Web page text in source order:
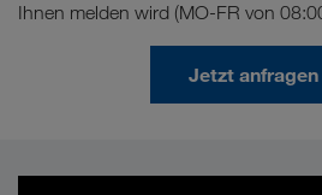
Ihnen melden wird (MO-FR von
Jetzt anfragen